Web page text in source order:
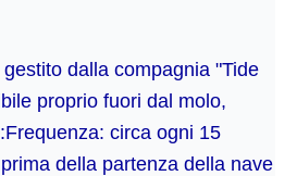
gestito dalla compagnia "Tide
proprio fuori dal molo,
circa ogni 15
della partenza della nave